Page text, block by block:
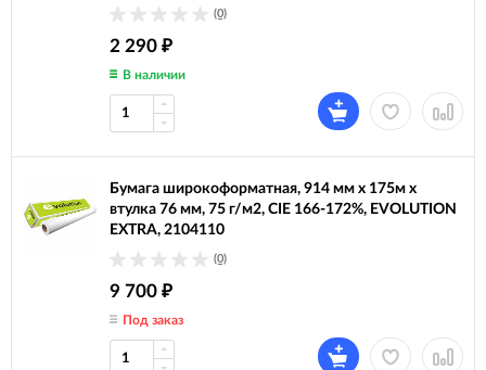
(0)
2 290 ₽
В наличии
Бумага широкоформатная, 914 мм х 175м х
втулка 76 мм, 75 г/м2, CIE 166-172%, EVOLUTION
EXTRA, 2104110
(0)
9 700 ₽
Под заказ